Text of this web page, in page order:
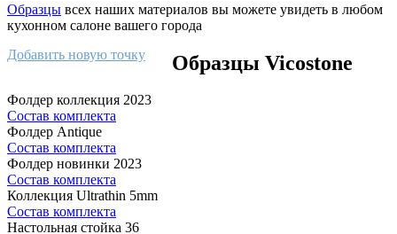
Образцы всех наших материалов вы можете увидеть в любом
кухонном салоне вашего города
Добавить новую точку
Образцы Vicostone
Фолдер коллекция 2023
Состав комплекта
Фолдер Antique
Состав комплекта
Фолдер новинки 2023
Состав комплекта
Коллекция Ultrathin 5mm
Состав комплекта
Настольная стойка 36